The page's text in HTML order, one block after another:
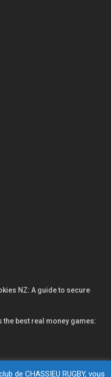
NZ: A guide to secure
the best real money games:
de CHASSIEU RUGBY, vous